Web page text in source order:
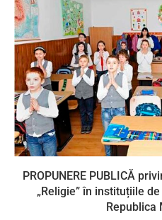
PROPUNERE PUBLICĂ
„Religie” în instituțiile
Republica